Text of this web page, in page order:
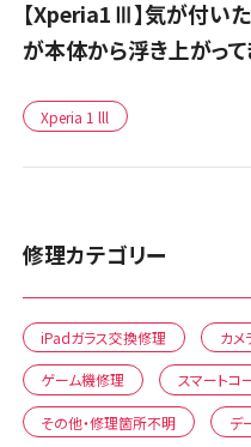
【Xperia1Ⅲ】気が付
が本体から浮き上がって
Xperia 1 lll
修理カテゴリー
iPadガラス交換修理 カメ
ゲーム機修理 スマートコ
その他・修理箇所不明 デ